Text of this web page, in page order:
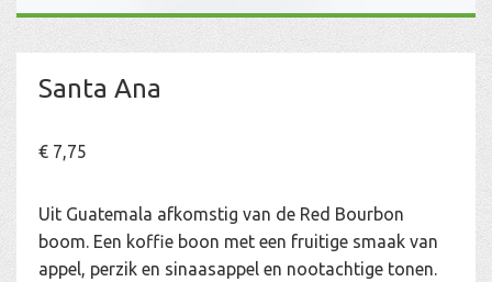
Santa Ana
€ 7,75
Uit Guatemala afkomstig van de Red Bourbon
boom. Een koffie boon met een fruitige smaak van
appel, perzik en sinaasappel en nootachtige tonen.